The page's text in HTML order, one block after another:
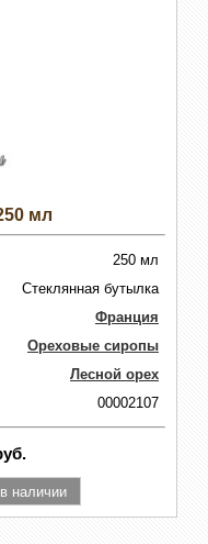
мл
250 мл
Стеклянная бутылка
Франция
Ореховые сиропы
Лесной орех
00002107